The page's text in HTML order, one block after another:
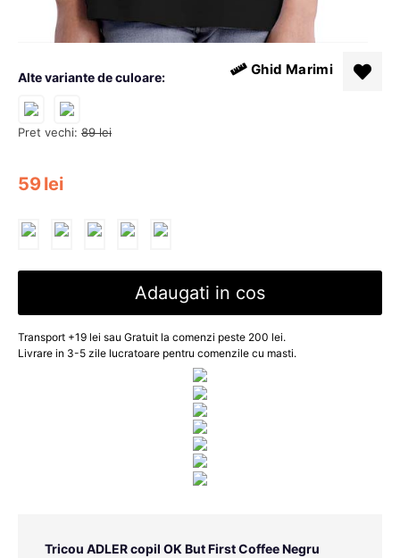
Pret vechi: 89 lei
59lei
Alte variante de culoare: Ghid Marimi
Adaugati in cos
Transport +19 lei sau Gratuit la comenzi peste 200 lei.
Livrare in 3-5 zile lucratoare pentru comenzile cu masti.
Tricou ADLER copil OK But First Coffee Negru